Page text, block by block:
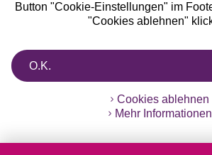
Button "Cookie-Einstellungen" im
"Cookies ablehnen"
O.K.
Cookies ablehnen
Mehr Informationen